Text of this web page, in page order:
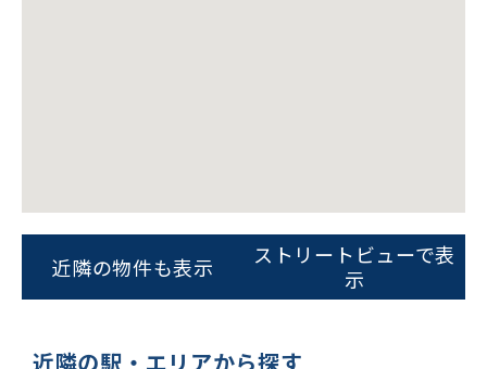
ビルコード：172272
をお伝えいただくと
スムーズにご案内できます
近隣の物件も表示
ストリートビューで表
示
近隣の駅・エリアから探す